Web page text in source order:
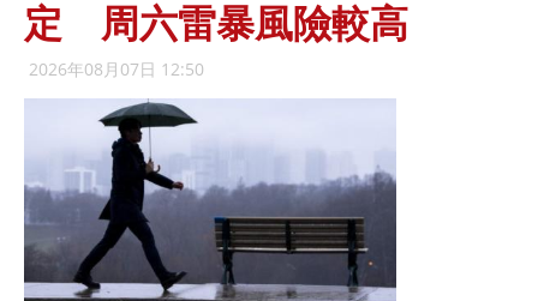
定 周六雷暴風險較高
2026年08月07日 12:50